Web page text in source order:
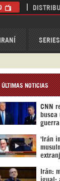
SERIES
ÚLTIMAS NOTICIAS
CNN
busca
‘Irán
Irán:
igual: